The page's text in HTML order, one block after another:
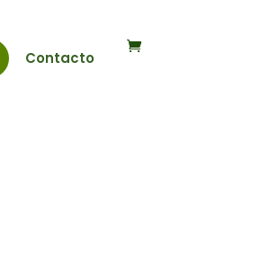
Contacto